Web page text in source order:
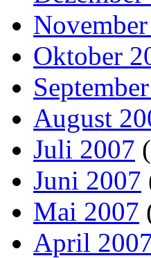
Oktober
August
Juli 2007
Juni 2007
Mai 2007
April